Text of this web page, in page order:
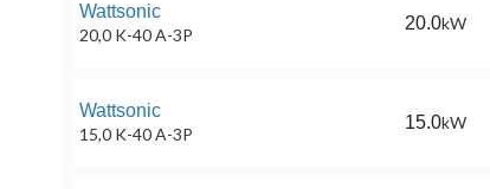
Wattsonic
20,0 K-40 A-3P
20.0kW
Wattsonic
15,0 K-40 A-3P
15.0kW